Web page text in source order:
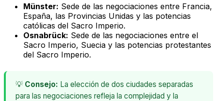
Münster: Sede de las negociaciones entre Francia,
España, las Provincias Unidas y las potencias
católicas del Sacro Imperio.
Osnabrück: Sede de las negociaciones entre el
Sacro Imperio, Suecia y las potencias protestantes
del Sacro Imperio.
💡 Consejo: La elección de dos ciudades separadas
para las negociaciones refleja la complejidad y la